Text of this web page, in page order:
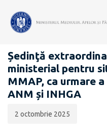
COMUNICATE DE PRESĂ
Ședinţă
ministerial pentru
MMAP, ca urmare
ANM și INHGA
publicării:
2 octombrie 2025